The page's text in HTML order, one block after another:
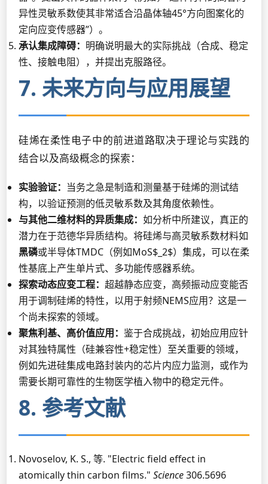
异性灵敏系数使其非常适合沿晶体轴45°方向图案化的
定向应变传感器”）。
承认集成障碍： 明确说明最大的实际挑战（合成、稳定
性、接触电阻），并提出克服路径。
7. 未来方向与应用展望
硅烯在柔性电子中的前进道路取决于理论与实践的
结合以及高级概念的探索：
实验验证： 当务之急是制造和测量基于硅烯的测试结
构，以验证预测的低灵敏系数及其角度依赖性。
与其他二维材料的异质集成： 如分析中所建议，真正的
潜力在于范德华异质结构。将硅烯与高灵敏系数材料如
黑磷或半导体TMDC（例如MoS$_2$）集成，可以在柔
性基底上产生单片式、多功能传感器系统。
探索动态应变工程： 超越静态应变，高频振动应变能否
用于调制硅烯的特性，以用于射频NEMS应用？这是一
个尚未探索的领域。
聚焦利基、高价值应用： 鉴于合成挑战，初始应用应针
对其独特属性（硅兼容性+稳定性）至关重要的领域，
例如先进硅集成电路封装内的芯片内应力监测，或作为
需要长期可靠性的生物医学植入物中的稳定元件。
8. 参考文献
Novoselov, K. S., 等. "Electric field effect in
atomically thin carbon films." Science306.5696